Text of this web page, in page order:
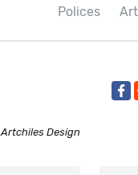
Polices
Design